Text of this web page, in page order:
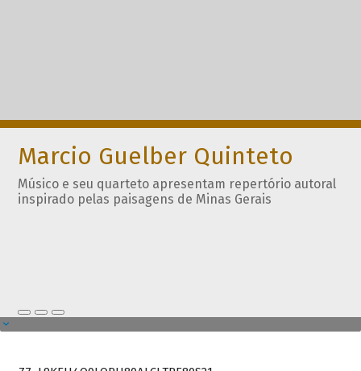
Marcio Guelber Quinteto
Músico e seu quarteto apresentam repertório autoral
inspirado pelas paisagens de Minas Gerais